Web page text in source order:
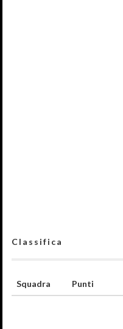
Classifica
Squadra Punti